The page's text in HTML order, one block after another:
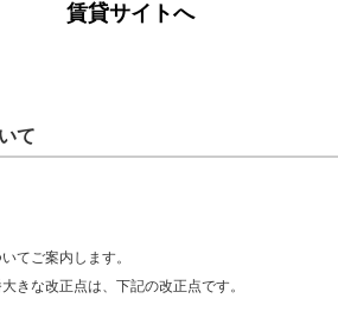
賃貸サイトへ
て
てご案内します。
きな改正点は、下記の改正点です。